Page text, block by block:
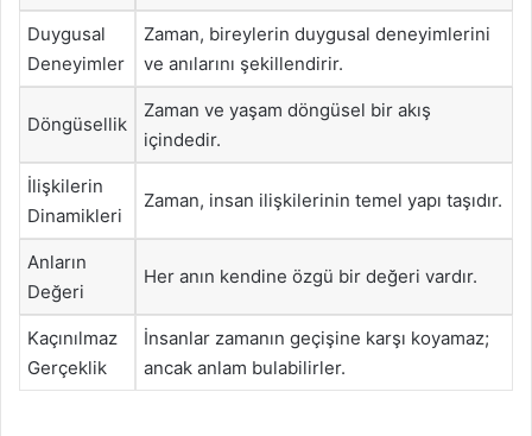
Duygusal
Deneyimler
Zaman, bireylerin duygusal deneyimlerini
ve anılarını şekillendirir.
Döngüsellik
Zaman ve yaşam döngüsel bir akış
içindedir.
İlişkilerin
Dinamikleri
Zaman, insan ilişkilerinin temel yapı taşıdır.
Anların
Değeri
Her anın kendine özgü bir değeri vardır.
Kaçınılmaz
Gerçeklik
İnsanlar zamanın geçişine karşı koyamaz;
ancak anlam bulabilirler.